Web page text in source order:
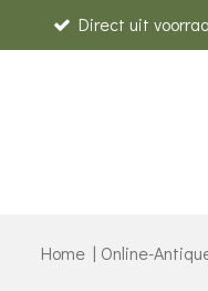
Direct uit
Home | Online-